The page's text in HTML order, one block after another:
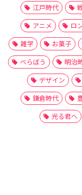
江戸時代
アニメ
ロ
雑学
お菓子
べらぼう
明治
デザイン
鎌倉時代
光る君へ